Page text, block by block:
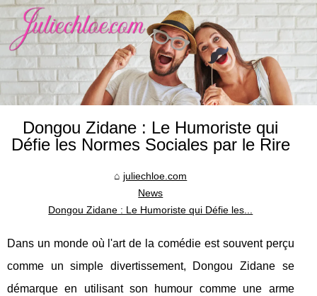
Dongou Zidane : Le Humoriste qui
Défie les Normes Sociales par le Rire
juliechloe.com
News
Dongou Zidane : Le Humoriste qui Défie les...
Dans un monde où l'art de la comédie est souvent perçu
comme un simple divertissement, Dongou Zidane se
démarque en utilisant son humour comme une arme